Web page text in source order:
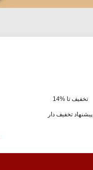
تخفیف تا %14
پیشنهاد تخفیف دار